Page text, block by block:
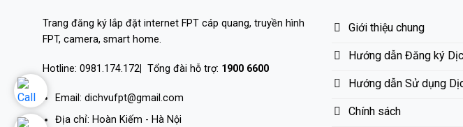
Trang đăng ký lắp đặt internet FPT cáp quang, truyền hình
FPT, camera, smart home.
Hotline: 0981.174.172| Tổng đài hỗ trợ: 1900 6600
Email: dichvufpt@gmail.com
Địa chỉ: Hoàn Kiếm - Hà Nội
Giới thiệu chung
Hướng dẫn Đăng ký
Hướng dẫn Sử dụng
Chính sách